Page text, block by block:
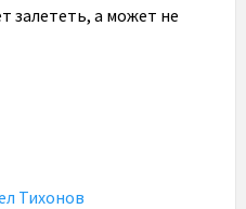
залететь, а может не
Тихонов